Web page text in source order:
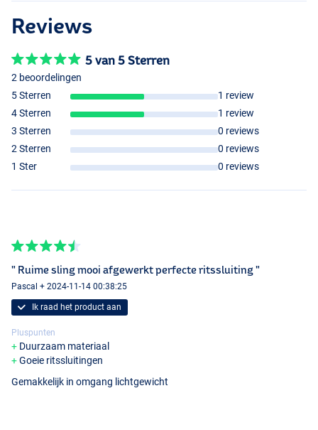
Reviews
5 van 5 Sterren
2 beoordelingen
5 Sterren
1 review
4 Sterren
1 review
3 Sterren
0 reviews
2 Sterren
0 reviews
1 Ster
0 reviews
" Ruime sling mooi afgewerkt perfecte ritssluiting "
Pascal + 2024-11-14 00:38:25
Ik raad het product aan
Pluspunten
Duurzaam materiaal
Goeie ritssluitingen
Gemakkelijk in omgang lichtgewicht